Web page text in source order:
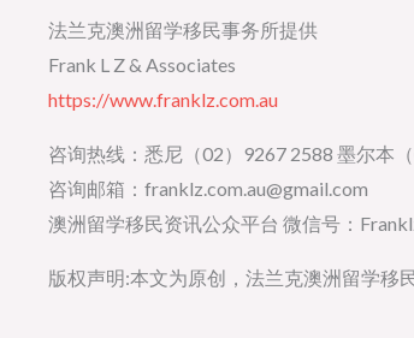
法兰克澳洲留学移民事务所提供
Frank L Z & Associates
https://www.franklz.com.au
咨询热线：悉尼（02）9267 2588 墨尔本
咨询邮箱：franklz.com.au@gmail.com
澳洲留学移民资讯公众平台 微信号：
版权声明:本文为原创，法兰克澳洲留学移